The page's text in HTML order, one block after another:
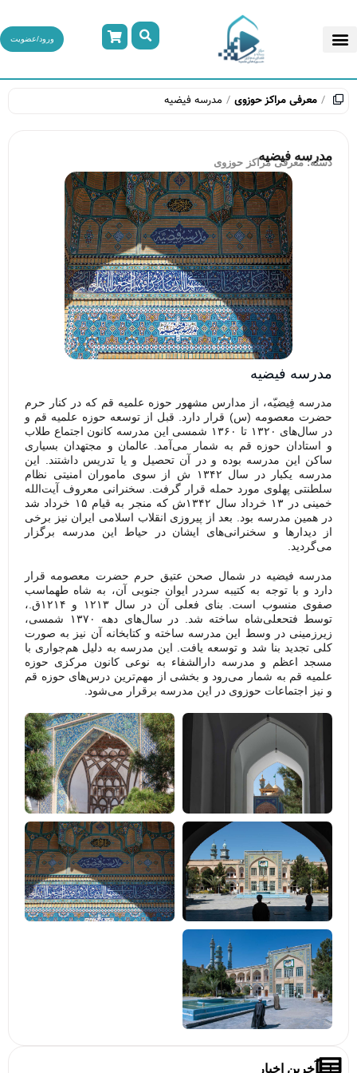
ورود/عضویت
معرفی مراکز حوزوی مدرسه فیضیه
مدرسه فیضیه
دسته:معرفی مراکز حوزوی
مدرسه فیضیه
مدرسه فِیضیّه، از مدارس مشهور حوزه علمیه قم که در کنار حرم
حضرت معصومه (س) قرار دارد. قبل از توسعه حوزه علمیه قم و
در سال‌های ۱۳۲۰ تا ۱۳۶۰ شمسی این مدرسه کانون اجتماع طلاب
و استادان حوزه قم به شمار می‌آمد. عالمان و مجتهدان بسیاری
ساکن این مدرسه بوده و در آن تحصیل و یا تدریس داشتند. این
مدرسه یکبار در سال ۱۳۴۲ ش از سوی ماموران امنیتی نظام
سلطنتی پهلوی مورد حمله قرار گرفت. سخنرانی معروف آیت‌الله
خمینی در ۱۳ خرداد سال ۱۳۴۲ش که منجر به قیام ۱۵ خرداد شد
در همین مدرسه بود. بعد از پیروزی انقلاب اسلامی ایران نیز برخی
از دیدارها و سخنرانی‌های ایشان در حیاط این مدرسه برگزار
می‌گردید.
مدرسه فیضیه در شمال صحن عتیق حرم حضرت معصومه قرار
دارد و با توجه به کتیبه سردر ایوان جنوبی آن، به شاه طهماسب
صفوی منسوب است. بنای فعلی آن در سال ۱۲۱۳ و ۱۲۱۴ق.،
توسط فتحعلی‌شاه ساخته شد. در سال‌های دهه ۱۳۷۰ شمسی،
زیر‌زمینی در وسط این مدرسه ساخته و کتابخانه آن نیز به صورت
کلی تجدید بنا شد و توسعه یافت. این مدرسه به دلیل هم‌جواری با
مسجد اعظم و مدرسه دارالشفاء به نوعی کانون مرکزی حوزه
علمیه قم به شمار می‌رود و بخشی از مهم‌ترین درس‌های حوزه قم
و نیز اجتماعات حوزوی در این مدرسه برقرار می‌شود.
آخرین اخبار